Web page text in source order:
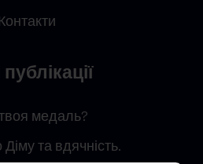
медаль?
Діму та вдячність.